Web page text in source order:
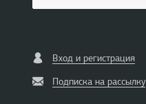
Вход и регистрация
Подписка на рассылку